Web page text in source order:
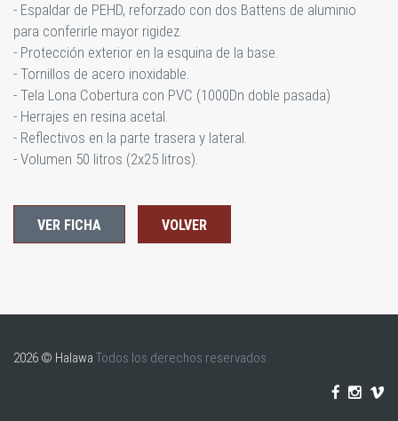
- Espaldar de PEHD, reforzado con dos Battens de aluminio
para conferirle mayor rigidez.
- Protección exterior en la esquina de la base.
- Tornillos de acero inoxidable.
- Tela Lona Cobertura con PVC (1000Dn doble pasada)
- Herrajes en resina acetal.
- Reflectivos en la parte trasera y lateral.
- Volumen 50 litros (2x25 litros).
VER FICHA VOLVER
2026 © Halawa Todos los derechos reservados.